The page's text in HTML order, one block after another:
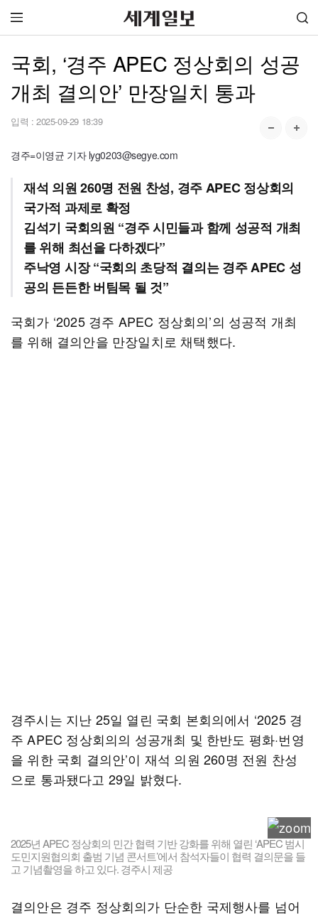
국회, ‘경주 APEC 정상회의 성공
개최 결의안’ 만장일치 통과
입력 : 2025-09-29 18:39
경주=이영균 기자 lyg0203@segye.com
재석 의원 260명 전원 찬성, 경주 APEC 정상회의
국가적 과제로 확정
김석기 국회의원 “경주 시민들과 함께 성공적 개최
를 위해 최선을 다하겠다”
주낙영 시장 “국회의 초당적 결의는 경주 APEC 성
공의 든든한 버팀목 될 것”
국회가 ‘2025 경주 APEC 정상회의’의 성공적 개최
를 위해 결의안을 만장일치로 채택했다.
경주시는 지난 25일 열린 국회 본회의에서 ‘2025 경
주 APEC 정상회의의 성공개최 및 한반도 평화·번영
을 위한 국회 결의안’이 재석 의원 260명 전원 찬성
으로 통과됐다고 29일 밝혔다.
2025년 APEC 정상회의 민간 협력 기반 강화를 위해 열린 ‘APEC 범시
도민지원협의회 출범 기념 콘서트’에서 참석자들이 협력 결의문을 들
고 기념촬영을 하고 있다. 경주시 제공
결의안은 경주 정상회의가 단순한 국제행사를 넘어